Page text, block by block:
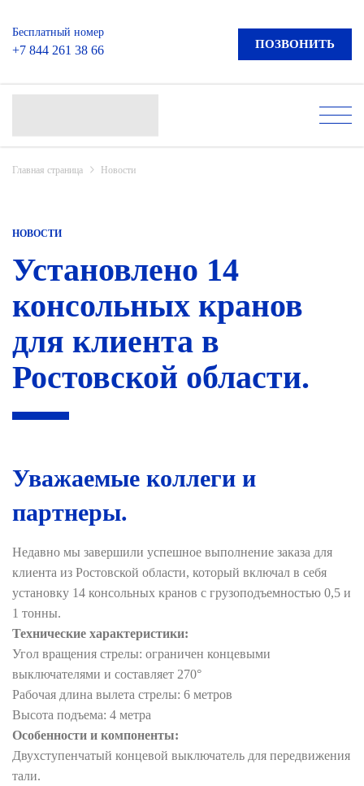
Бесплатный номер
+7 844 261 38 66 ПОЗВОНИТЬ
Главная страница Новости
НОВОСТИ
Установлено 14
консольных кранов
для клиента в
Ростовской области.
Уважаемые коллеги и
партнеры.
Недавно мы завершили успешное выполнение заказа для
клиента из Ростовской области, который включал в себя
установку 14 консольных кранов с грузоподъемностью 0,5 и
1 тонны.
Технические характеристики:
Угол вращения стрелы: ограничен концевыми
выключателями и составляет 270°
Рабочая длина вылета стрелы: 6 метров
Высота подъема: 4 метра
Особенности и компоненты:
Двухступенчатый концевой выключатель для передвижения
тали.